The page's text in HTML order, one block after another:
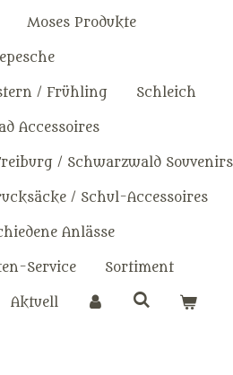
Moses Produkte
/ Frühling Schleich
Accessoires
/ Schwarzwald Souvenirs
/ Schul-Accessoires
Anlässe
Service Sortiment
Aktuell